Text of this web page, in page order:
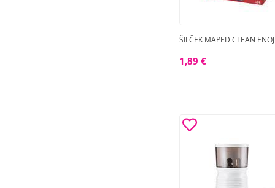
ŠILČEK MAPED CLEAN
1,89 €